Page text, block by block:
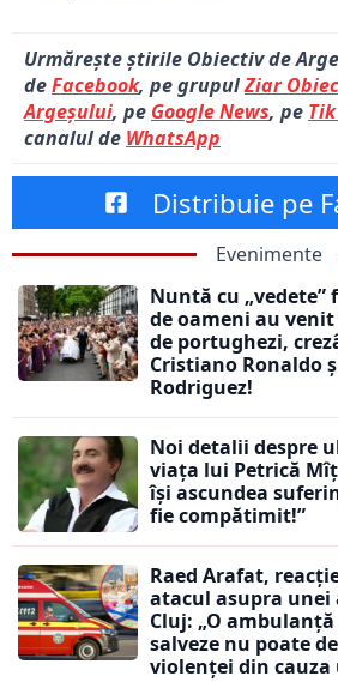
Urmărește știrile Obiectiv de
deFacebook, pe grupulZiar
Argeșului, pe Google News, pe
canalul de WhatsApp
Distribuie pe
Evenimente
Nuntă cu „vedete”
de oameni au
de portughezi,
Cristiano Ronaldo
Rodriguez!
Noi detalii despre
viața lui Petrică
își ascundea
fie compătimit!”
Raed Arafat,
atacul asupra
Cluj: „O
salveze nu poate
violenței din